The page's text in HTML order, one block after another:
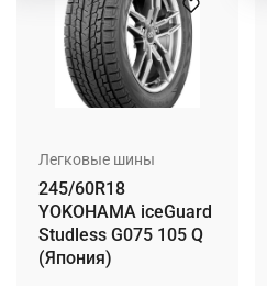
Легковые шины
245/60R18
YOKOHAMA iceGuard
Studless G075 105 Q
(Япония)